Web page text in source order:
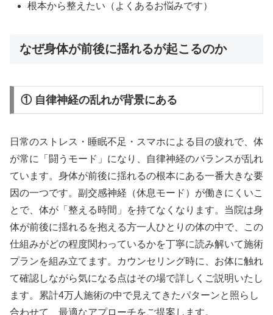
根本から整えたい（よくあるお悩みです）
なぜ身体が前後に揺れるが起こるのか
① 自律神経の乱れが背景にある
日常のストレス・睡眠不足・スマホによる目の疲れで、体
が常に「闘うモード」になり、自律神経のバランスが乱れ
ています。身体が前後に揺れるの根本にある一番大きな要
因の一つです。副交感神経（休息モード）が働きにくいこ
とで、体が「整える時間」を持てなくなります。当院は身
体が前後に揺れるを抱える方一人ひとりの体の中で、この
仕組みがどの程度関わっているかを丁寧に読み解いて施術
プランを組み立てます。カウンセリング時に、お体に触れ
て確認しながら気になる点はその場で詳しくご説明いたし
ます。累計4万人施術の中で見えてきたパターンと照らし
合わせて、最適なアプローチをご提案します。